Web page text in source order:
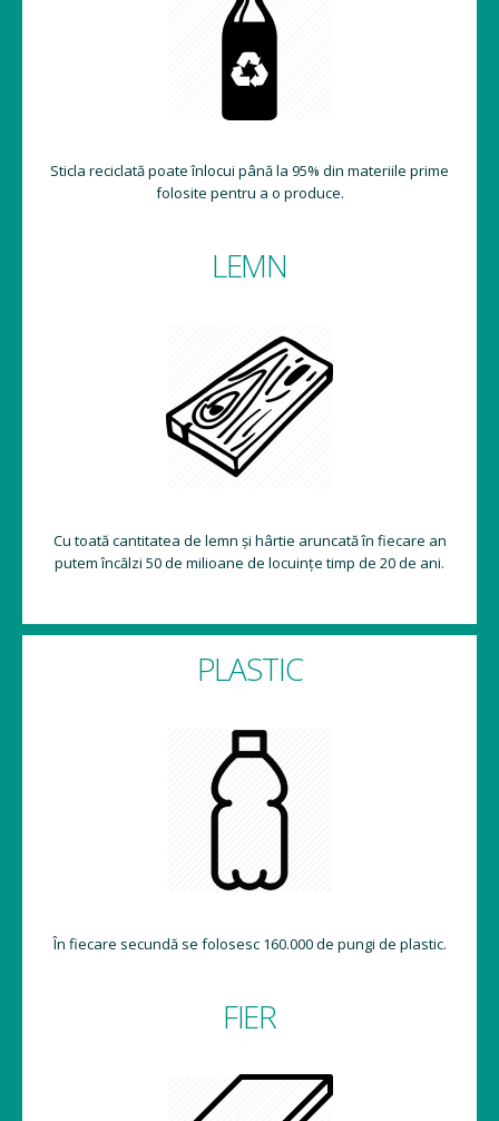
Sticla reciclată poate înlocui până la 95% din materiile prime
folosite pentru a o produce.
LEMN
Cu toată cantitatea de lemn și hârtie aruncată în fiecare an
putem încălzi 50 de milioane de locuințe timp de 20 de ani.
PLASTIC
În fiecare secundă se folosesc 160.000 de pungi de plastic.
FIER